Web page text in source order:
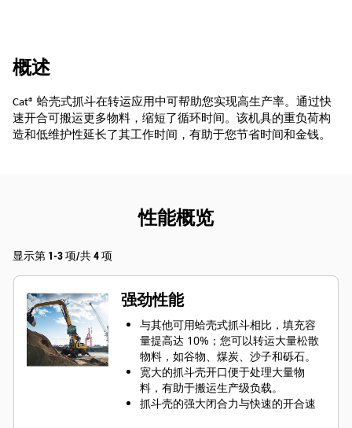
概述
Cat® 蛤壳式抓斗在转运应用中可帮助您实现高生产率。通过快
速开合可搬运更多物料，缩短了循环时间。该机具的重负荷构
造和低维护性延长了其工作时间，有助于您节省时间和金钱。
性能概览
显示第 1-3 项/共 4 项
强劲性能
与其他可用蛤壳式抓斗相比，填充容
量提高达 10%；您可以转运大量松散
物料，如谷物、煤炭、沙子和砾石。
宽大的抓斗壳开口便于处理大量物
料，有助于搬运生产级负载。
抓斗壳的强大闭合力与快速的开合速